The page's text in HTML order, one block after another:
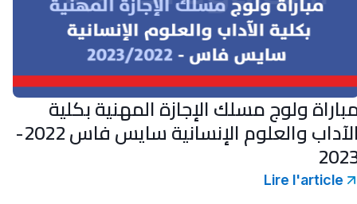
ولوج مسلك الإجازة المهنية بكلية
الآداب والعلوم الإنسانية سايس فاس 2022-
Lire l'article